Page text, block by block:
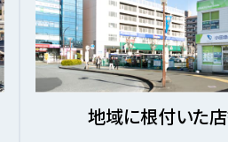
地域に根付いた